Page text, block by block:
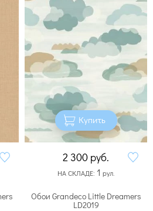
Купить
2 300 руб.
НА СКЛАДЕ: 1 рул.
Обои Grandeco Little Dreamers
LD2019